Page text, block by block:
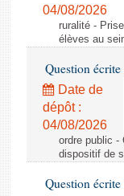
04/08/2026
ruralité -
élèves au
Question
Date de
dépôt :
04/08/2026
ordre public -
dispositif de
Question